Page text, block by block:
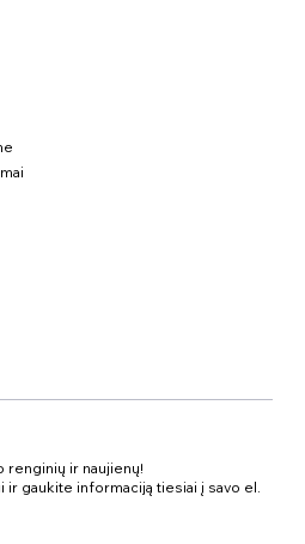
renginių ir naujienų!
gaukite informaciją tiesiai į savo el.